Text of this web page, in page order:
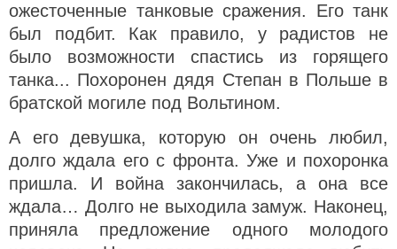
ожесточенные танковые сражения. Его танк
был подбит. Как правило, у радистов не
было возможности спастись из горящего
танка... Похоронен дядя Степан в Польше в
братской могиле под Вольтином.
А его девушка, которую он очень любил,
долго ждала его с фронта. Уже и похоронка
пришла. И война закончилась, а она все
ждала… Долго не выходила замуж. Наконец,
приняла предложение одного молодого